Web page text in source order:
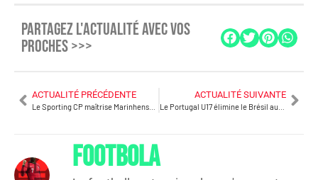
PARTAGEZ L'ACTUALITÉ AVEC VOS
PROCHES >>>
ACTUALITÉ PRÉCÉDENTE ACTUALITÉ SUIVANTE
FOOTBOLA